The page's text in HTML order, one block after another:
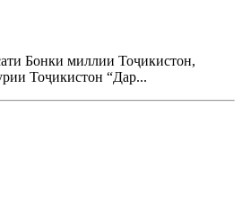
Бонки миллии Тоҷикистон,
Тоҷикистон “Дар...